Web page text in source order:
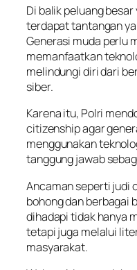
Di balik peluang
terdapat tantangan
Generasi muda perlu
memanfaatkan
melindungi diri dari
siber.
Karena itu, Polri
citizenship agar
menggunakan
tanggung jawab
Ancaman seperti judi
bohong dan berbagai
dihadapi tidak hanya
tetapi juga melalui
masyarakat.